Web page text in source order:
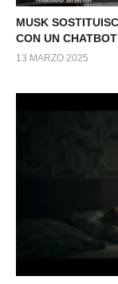
MUSK
CON UN
13 MARZO 2025